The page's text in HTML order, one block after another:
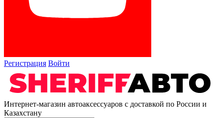
Регистрация Войти
Интернет-магазин автоаксессуаров с доставкой по России и
Казахстану